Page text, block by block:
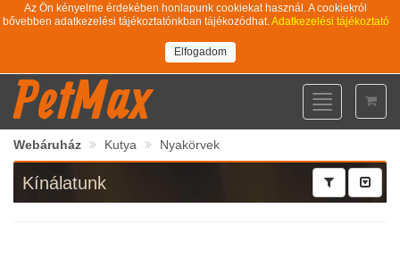
Az Ön kényelme érdekében honlapunk cookiekat használ. A cookiekról
bővebben adatkezelési tájékoztatónkban tájékozódhat.Adatkezelési tájékoztató
Elfogadom
PetMax
Toggle
navigation
Webáruház
Kutya Nyakörvek
Kínálatunk